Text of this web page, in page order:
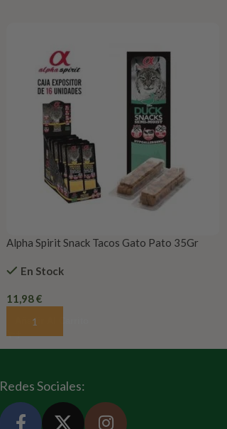
Alpha Spirit Snack Tacos Gato Pato 35Gr
En Stock
11,98€
Añadir Al Carrito
Redes Sociales: